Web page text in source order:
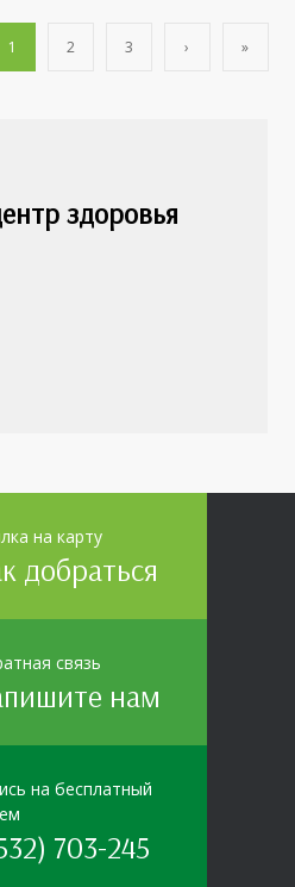
1 2 3 › »
здоровья
на карту
добраться
связь
нам
на бесплатный
703-245